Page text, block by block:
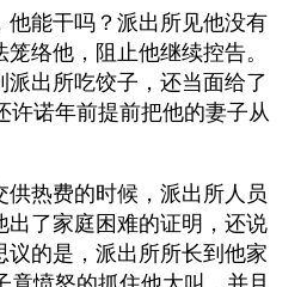
他能干吗？派出所见他没有
络他，阻止他继续控告。
出所吃饺子，还当面给了
许诺年前提前把他的妻子从
热费的时候，派出所人员
出了家庭困难的证明，还说
议的是，派出所所长到他家